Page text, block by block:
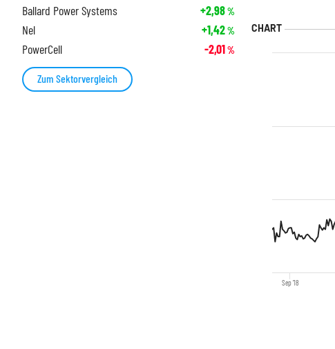
Sep '18
Ballard Power Systems
+2,98%
Nel +1,42%
PowerCell -2,01%
Zum Sektorvergleich